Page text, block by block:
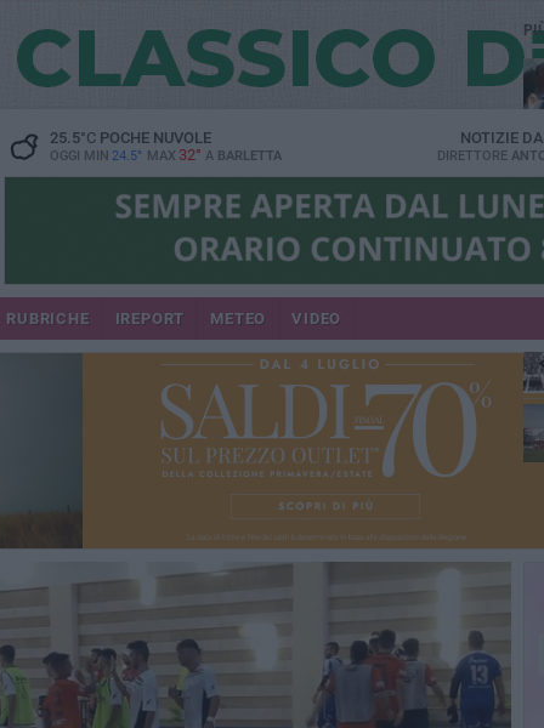
25.5°CPOCHE NUVOLE
OGGI MIN 24.5° MAX 32° A BARLETTA
NOTIZIE
DIRETTORE
RUBRICHE IREPORT METEO VIDEO